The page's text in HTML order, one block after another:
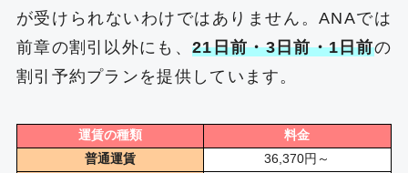
が受けられないわけではありません。ANAでは
前章の割引以外にも、21日前・3日前・1日前の
割引予約プランを提供しています。
運賃の種類
料金
普通運賃
36,370円～